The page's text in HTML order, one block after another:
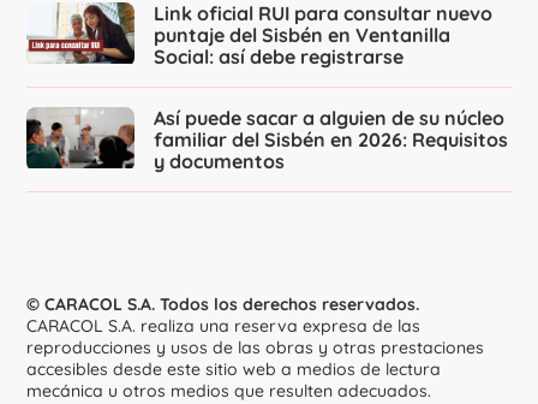
Link oficial RUI para consultar nuevo
puntaje del Sisbén en Ventanilla
Social: así debe registrarse
Así puede sacar a alguien de su núcleo
familiar del Sisbén en 2026: Requisitos
y documentos
© CARACOL S.A. Todos los derechos reservados.
CARACOL S.A. realiza una reserva expresa de las
reproducciones y usos de las obras y otras prestaciones
accesibles desde este sitio web a medios de lectura
mecánica u otros medios que resulten adecuados.